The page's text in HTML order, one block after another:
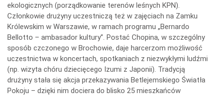
ekologicznych (porządkowanie terenów leśnych KPN).
Członkowie drużyny uczestniczą też w zajęciach na Zamku
Królewskim w Warszawie, w ramach programu „Bernardo
Bellotto – ambasador kultury”. Postać Chopina, w szczególny
sposób czczonego w Brochowie, daje harcerzom możliwość
uczestnictwa w koncertach, spotkaniach z niezwykłymi ludźmi
(np. wizyta chóru dziecięcego Izumi z Japonii). Tradycją
drużyny stała się akcja przekazywania Betlejemskiego Światła
Pokoju – dzięki nim dociera do blisko 25 mieszkańców